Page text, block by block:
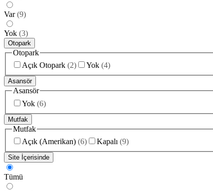
Var (9)
Yok (3)
Otopark
Otopark
Açık Otopark (2) Yok (4)
Asansör
Asansör
Yok (6)
Mutfak
Mutfak
Açık (Amerikan) (6) Kapalı (9)
Site İçerisinde
Tümü